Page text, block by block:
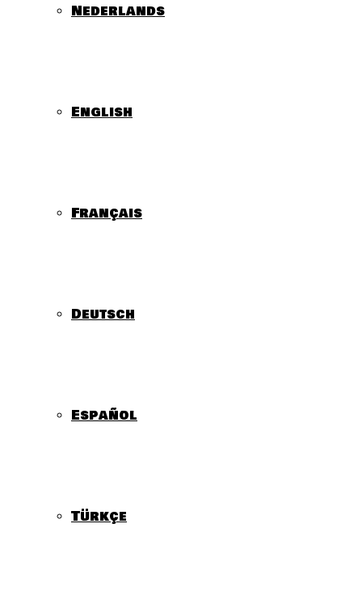
Nederlands
English
Français
Deutsch
Español
Türkçe